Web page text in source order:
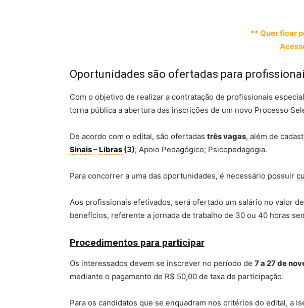
** Quer ficar
Oportunidades são ofertadas para
Com o objetivo de realizar a contratação de profissionais
torna pública a abertura das inscrições de um novo Processo
De acordo com o edital, são ofertadas três vagas, além de
Sinais– Libras (3); Apoio Pedagógico; Psicopedagogia.
Para concorrer a uma das oportunidades, é necessário possuir
Aos profissionais efetivados, será ofertado um salário no valor de
benefícios, referente a jornada de trabalho de 30 ou 40 horas
Procedimentos para participar
Os interessados devem se inscrever no período de 7 a 27 de
mediante o pagamento de R$ 50,00 de taxa de participação.
Para os candidatos que se enquadram nos critérios do edital, a